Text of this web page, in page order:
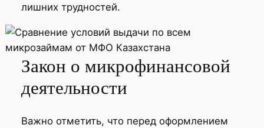
лишних трудностей.
Закон о микрофинансовой
деятельности
Важно отметить, что перед оформлением